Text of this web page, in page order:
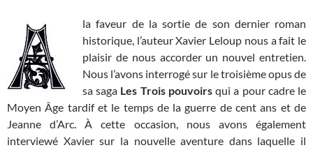
la faveur de la sortie de son dernier roman
historique, l’auteur Xavier Leloup nous a fait le
plaisir de nous accorder un nouvel entretien.
Nous l’avons interrogé sur le troisième opus de
sa saga Les Trois pouvoirsqui a pour cadre le
Moyen Âge tardif et le temps de la guerre de cent ans et de
Jeanne d’Arc. À cette occasion, nous avons également
interviewé Xavier sur la nouvelle aventure dans laquelle il